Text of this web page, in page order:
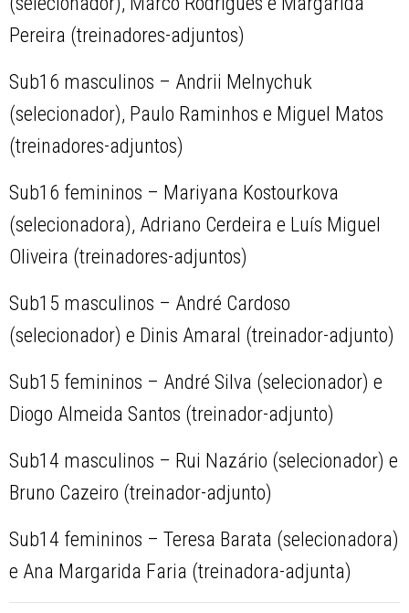
Pereira (treinadores-adjuntos)
Sub16 masculinos – Andrii Melnychuk
(selecionador), Paulo Raminhos e Miguel Matos
(treinadores-adjuntos)
Sub16 femininos – Mariyana Kostourkova
(selecionadora), Adriano Cerdeira e Luís Miguel
Oliveira (treinadores-adjuntos)
Sub15 masculinos – André Cardoso
(selecionador) e Dinis Amaral (treinador-adjunto)
Sub15 femininos – André Silva (selecionador) e
Diogo Almeida Santos (treinador-adjunto)
Sub14 masculinos – Rui Nazário (selecionador) e
Bruno Cazeiro (treinador-adjunto)
Sub14 femininos – Teresa Barata (selecionadora)
e Ana Margarida Faria (treinadora-adjunta)